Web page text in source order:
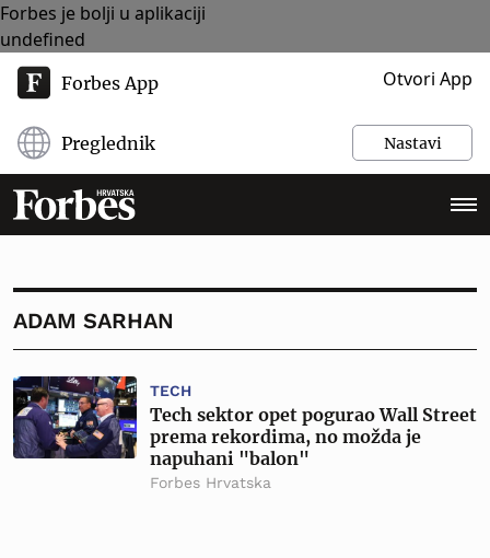
Forbes je bolji u aplikaciji
undefined
Forbes App Otvori App
Preglednik Nastavi
ADAM SARHAN
TECH
Tech sektor opet pogurao Wall Street
prema rekordima, no možda je
napuhani "balon"
Forbes Hrvatska